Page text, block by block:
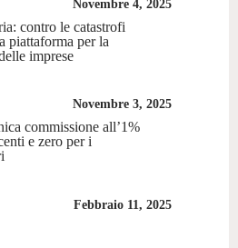
Novembre 4, 2025
contro le catastrofi
piattaforma per la
imprese
Novembre 3, 2025
commissione all’1%
e zero per i
Febbraio 11, 2025